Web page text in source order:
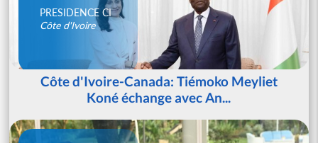
PRESIDENCE CI
Côte d'Ivoire
Côte d'Ivoire-Canada: Tiémoko Meyliet
Koné échange avec An...